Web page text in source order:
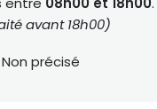
avant 18h00)
Non précisé